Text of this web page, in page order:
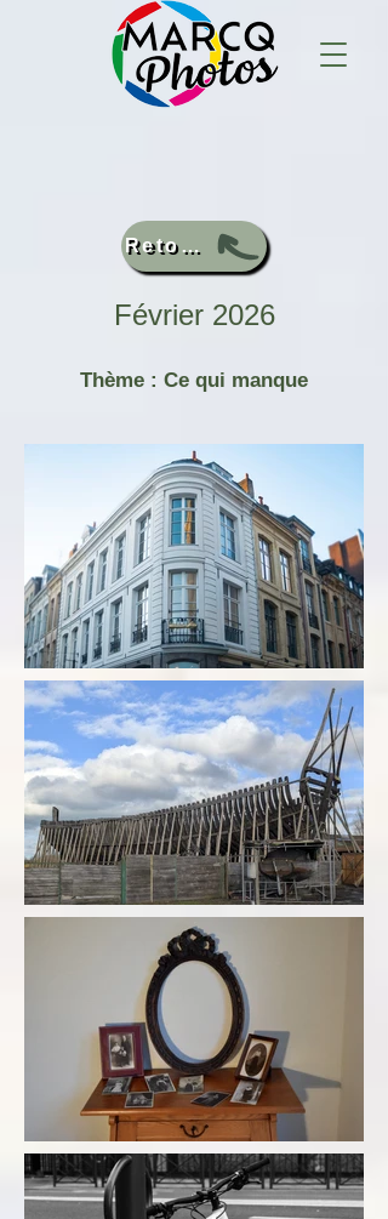
Retour
Février 2026
Thème : Ce qui manque